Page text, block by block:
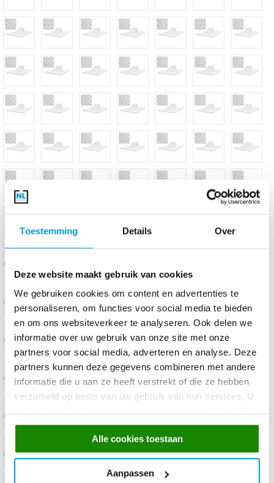
Toestemming Details Over
Deze website maakt gebruik van cookies
We gebruiken cookies om content en advertenties te
personaliseren, om functies voor social media te bieden
en om ons websiteverkeer te analyseren. Ook delen we
informatie over uw gebruik van onze site met onze
partners voor social media, adverteren en analyse. Deze
partners kunnen deze gegevens combineren met andere
informatie die u aan ze heeft verstrekt of die ze hebben
verzameld op basis van uw gebruik van hun services. U
gebruiken.
Alle cookies toestaan
Aanpassen